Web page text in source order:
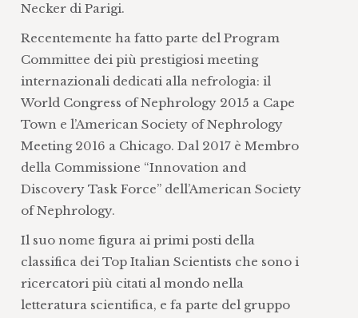
Necker di Parigi.
Recentemente ha fatto parte del Program
Committee dei più prestigiosi meeting
internazionali dedicati alla nefrologia: il
World Congress of Nephrology 2015 a Cape
Town e l’American Society of Nephrology
Meeting 2016 a Chicago. Dal 2017 è Membro
della Commissione “Innovation and
Discovery Task Force” dell’American Society
of Nephrology.
Il suo nome figura ai primi posti della
classifica dei Top Italian Scientists che sono i
ricercatori più citati al mondo nella
letteratura scientifica, e fa parte del gruppo